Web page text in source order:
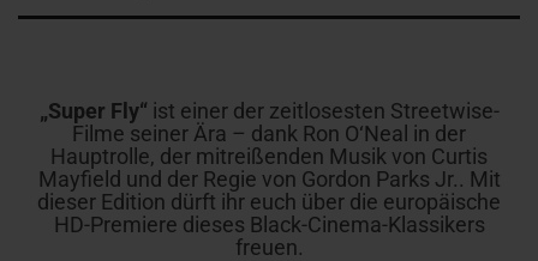
„Super Fly“ ist einer der zeitlosesten Streetwise-
Filme seiner Ära – dank Ron O‘Neal in der
Hauptrolle, der mitreißenden Musik von Curtis
Mayfield und der Regie von Gordon Parks Jr.. Mit
dieser Edition dürft ihr euch über die europäische
HD-Premiere dieses Black-Cinema-Klassikers
freuen.